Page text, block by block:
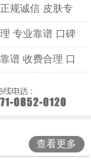
规诚信 皮肤专
专业靠谱 口碑
谱 收费合理 口
查看更多